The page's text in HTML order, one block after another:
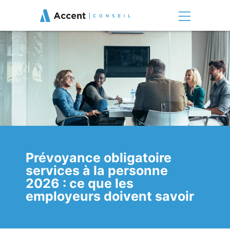
Prévoyance obligatoire
services à la personne
2026 : ce que les
employeurs doivent savoir